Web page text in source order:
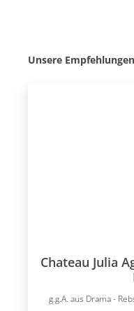
Produktgalerie
Unsere Empfehlungen
Chateau Julia
g.g.A. aus Drama -